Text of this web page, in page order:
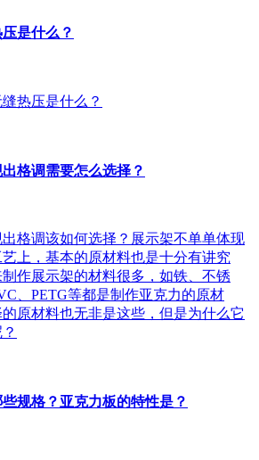
是什么？
热压是什么？
格调需要怎么选择？
格调该如何选择？展示架不单单体现
上，基本的原材料也是十分有讲究
作展示架的材料很多，如铁、不锈
、PETG等都是制作亚克力的原材
原材料也无非是这些，但是为什么它
规格？亚克力板的特性是？